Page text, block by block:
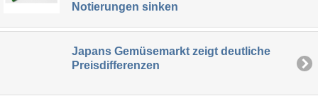
Notierungen sinken
Japans Gemüsemarkt zeigt deutliche
Preisdifferenzen